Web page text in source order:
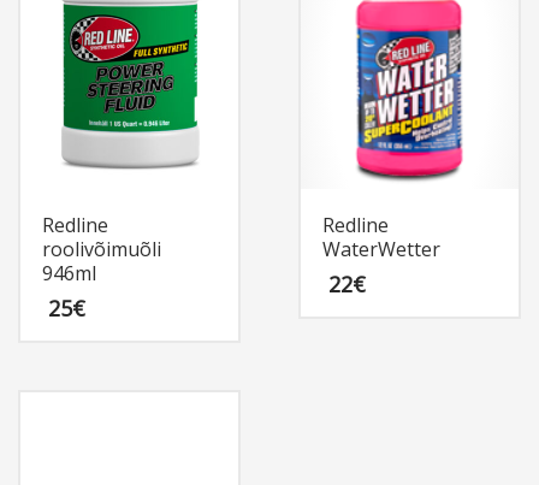
Redline
roolivõimuõli
946ml
25€
Redline
WaterWetter
22€